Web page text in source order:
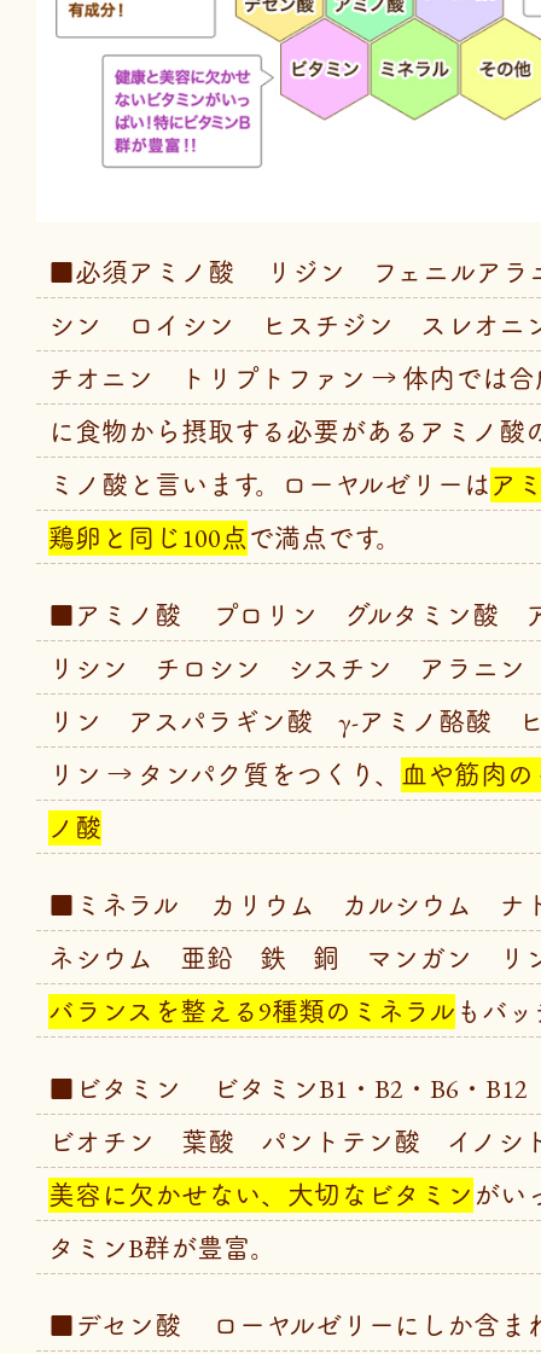
■必須アミノ酸 リジン フェニルアラ
シン ロイシン ヒスチジン スレオ
チオニン トリプトファン → 体内では合
に食物から摂取する必要があるアミノ酸
ミノ酸と言います。ローヤルゼリーはア
鶏卵と同じ100点で満点です。
■アミノ酸 プロリン グルタミン酸
リシン チロシン シスチン アラニ
リン アスパラギン酸 γ-アミノ酪酸
リン → タンパク質をつくり、 血や筋肉
ノ酸
■ミネラル カリウム カルシウム ナ
ネシウム 亜鉛 鉄 銅 マンガン リ
バランスを整える9種類のミネラル もバ
■ビタミン ビタミンB1・B2・B6・
ビオチン 葉酸 パントテン酸 イノシ
美容に欠かせない、大切なビタミン がい
タミンB群が豊富。
■デセン酸 ローヤルゼリーにしか含ま